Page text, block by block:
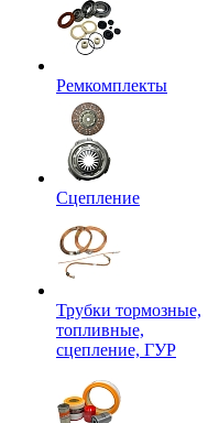
Ремкомплекты
Сцепление
Трубки тормозные,
топливные,
сцепление, ГУР